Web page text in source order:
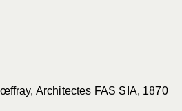
Architectes FAS SIA, 1870